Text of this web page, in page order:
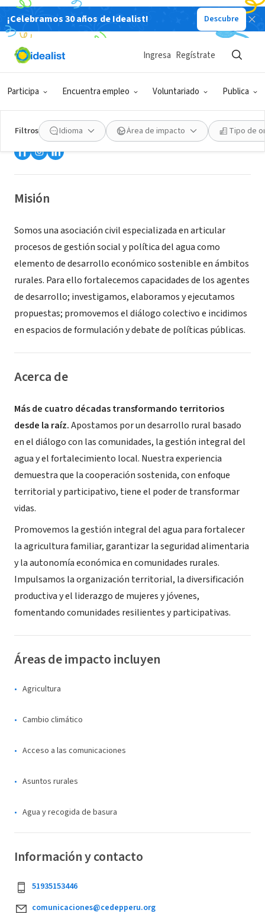
¡Celebramos 30 años de Idealist! Descubre
Participa Encuentra empleo Voluntariado Publica
Ingresa Regístrate
Filtros Idioma Área de impacto Tipo de
Centro de Estudios para el
Desarrollo y la Participación -
CEDEP
Magdalena del Mar, Provincia de Lima, Perú|cedepperu.org/
Misión
Somos una asociación civil especializada en articular
procesos de gestión social y política del agua como
elemento de desarrollo económico sostenible en ámbitos
rurales. Para ello fortalecemos capacidades de los agentes
de desarrollo; investigamos, elaboramos y ejecutamos
propuestas; promovemos el diálogo colectivo e incidimos
en espacios de formulación y debate de políticas públicas.
Acerca de
Más de cuatro décadas transformando territorios
desde la raíz.Apostamos por un desarrollo rural basado
en el diálogo con las comunidades, la gestión integral del
agua y el fortalecimiento local. Nuestra experiencia
demuestra que la cooperación sostenida, con enfoque
territorial y participativo, tiene el poder de transformar
vidas.
Promovemos la gestión integral del agua para fortalecer
la agricultura familiar, garantizar la seguridad alimentaria
y la autonomía económica en comunidades rurales.
Impulsamos la organización territorial, la diversificación
productiva y el liderazgo de mujeres y jóvenes,
fomentando comunidades resilientes y participativas.
Áreas de impacto incluyen
Agricultura
Cambio climático
Acceso a las comunicaciones
Asuntos rurales
Agua y recogida de basura
Información y contacto
51935153446
comunicaciones@cedepperu.org